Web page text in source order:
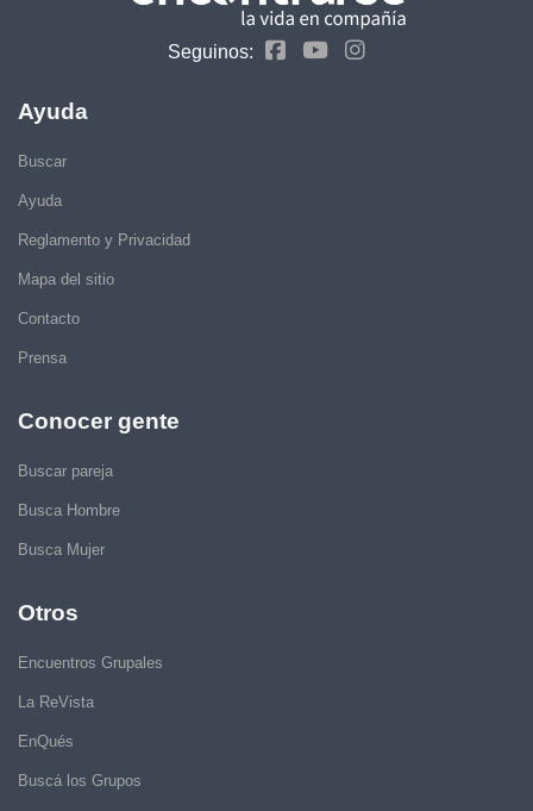
Seguinos:
Ayuda
Buscar
Ayuda
Reglamento y Privacidad
Mapa del sitio
Contacto
Prensa
Conocer gente
Buscar pareja
Busca Hombre
Busca Mujer
Otros
Encuentros Grupales
La ReVista
EnQués
Buscá los Grupos